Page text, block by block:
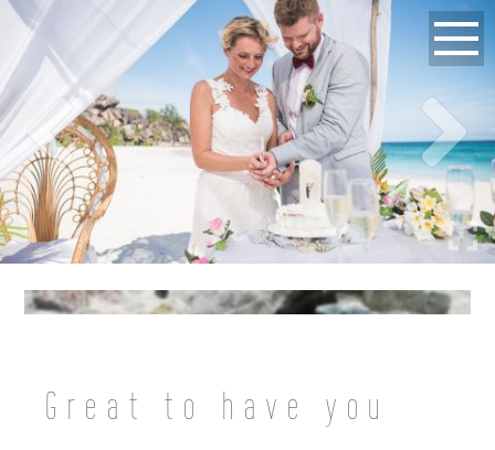
Great to have you